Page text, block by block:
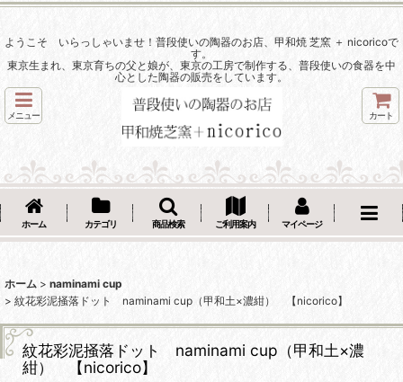
ようこそ いらっしゃいませ！普段使いの陶器のお店、甲和焼 芝窯 ＋ nicoricoで
す。
東京生まれ、東京育ちの父と娘が、東京の工房で制作する、普段使いの食器を中
心とした陶器の販売をしています。
メニュー カート
ホーム カテゴリ 商品検索 ご利用案内 マイページ
ホーム > naminami cup
> 紋花彩泥掻落ドット naminami cup（甲和土×濃紺） 【nicorico】
紋花彩泥掻落ドット naminami cup（甲和土×濃
紺） 【nicorico】